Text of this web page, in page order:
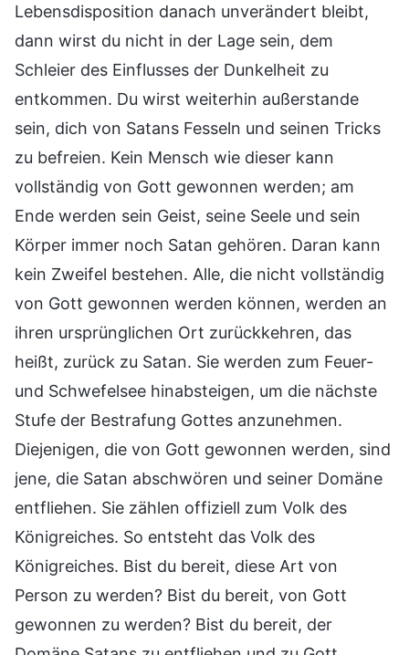
Lebensdisposition danach unverändert bleibt,
dann wirst du nicht in der Lage sein, dem
Schleier des Einflusses der Dunkelheit zu
entkommen. Du wirst weiterhin außerstande
sein, dich von Satans Fesseln und seinen Tricks
zu befreien. Kein Mensch wie dieser kann
vollständig von Gott gewonnen werden; am
Ende werden sein Geist, seine Seele und sein
Körper immer noch Satan gehören. Daran kann
kein Zweifel bestehen. Alle, die nicht vollständig
von Gott gewonnen werden können, werden an
ihren ursprünglichen Ort zurückkehren, das
heißt, zurück zu Satan. Sie werden zum Feuer-
und Schwefelsee hinabsteigen, um die nächste
Stufe der Bestrafung Gottes anzunehmen.
Diejenigen, die von Gott gewonnen werden, sind
jene, die Satan abschwören und seiner Domäne
entfliehen. Sie zählen offiziell zum Volk des
Königreiches. So entsteht das Volk des
Königreiches. Bist du bereit, diese Art von
Person zu werden? Bist du bereit, von Gott
gewonnen zu werden? Bist du bereit, der